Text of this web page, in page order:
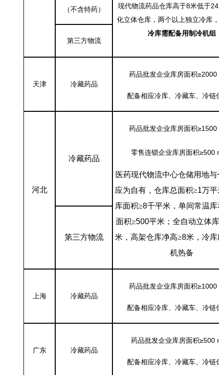
现代物流药品仓库高于8米低于
化立体仓库，两个以上独立冷库，
冷库需配备用制冷机组
（不含特药）
第三方物流
天津 冷藏药品
药品批发企业库房面积≥2000
配备相应冷库、冷藏车、冷链
河北
冷藏药品
药品批发企业库房面积≥1500
零售连锁企业库房面积≥500
医药现代物流中心仓储用地
应为自有，仓库总面积≥1万
库面积≥8千平米，单间常温
面积≥500平米；全自动立体
米，高架仓库净高≥8米，冷
机热备
第三方物流
上海 冷藏药品
药品批发企业库房面积≥1000
配备相应冷库、冷藏车、冷链
广东 冷藏药品
药品批发企业库房面积≥500
配备相应冷库、冷藏车、冷链